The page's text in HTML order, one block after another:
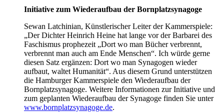
Initiative zum Wiederaufbau der Bornplatzsynagoge
Sewan Latchinian, Künstlerischer Leiter der Kammerspiele:
„Der Dichter Heinrich Heine hat lange vor der Barbarei des
Faschismus prophezeit „Dort wo man Bücher verbrennt,
verbrennt man auch am Ende Menschen“. Ich würde gerne
diesen Satz ergänzen: Dort wo man Synagogen wieder
aufbaut, waltet Humanität“. Aus diesem Grund unterstützen
die Hamburger Kammerspiele den Wiederaufbau der
Bornplatzsynagoge. Weitere Informationen zur Initiative und
zum geplanten Wiederaufbau der Synagoge finden Sie unter
www.bornplatzsynagoge.de.